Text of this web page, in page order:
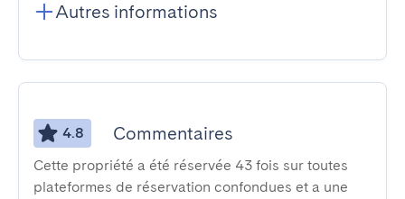
Autres informations
4.8 Commentaires
Cette propriété a été réservée 43 fois sur toutes
plateformes de réservation confondues et a une